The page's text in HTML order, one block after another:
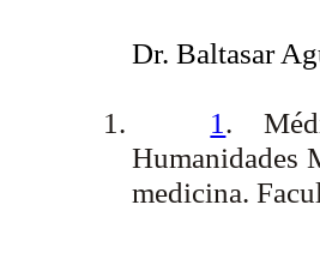
Dr. Baltasar
1. 1 .
Humanidades
medicina.